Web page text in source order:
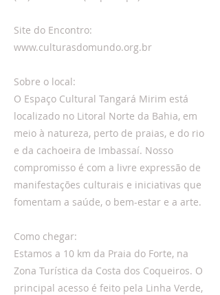
Site do Encontro:
www.culturasdomundo.org.br
Sobre o local:
O Espaço Cultural Tangará Mirim está
localizado no Litoral Norte da Bahia, em
meio à natureza, perto de praias, e do rio
e da cachoeira de Imbassaí. Nosso
compromisso é com a livre expressão de
manifestações culturais e iniciativas que
fomentam a saúde, o bem-estar e a arte.
Como chegar:
Estamos a 10 km da Praia do Forte, na
Zona Turística da Costa dos Coqueiros. O
principal acesso é feito pela Linha Verde,